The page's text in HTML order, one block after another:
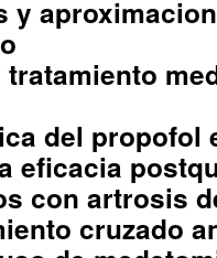
y
del propofol
eficacia
con artrosis
cruzado